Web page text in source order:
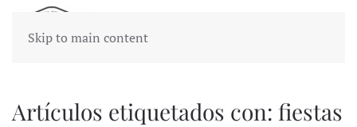
Skip to main content
Artículos etiquetados con: fiestas